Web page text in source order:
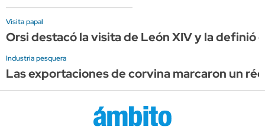
Visita papal
Orsi destacó la visita de León XIV y la definió
Industria pesquera
Las exportaciones de corvina marcaron un